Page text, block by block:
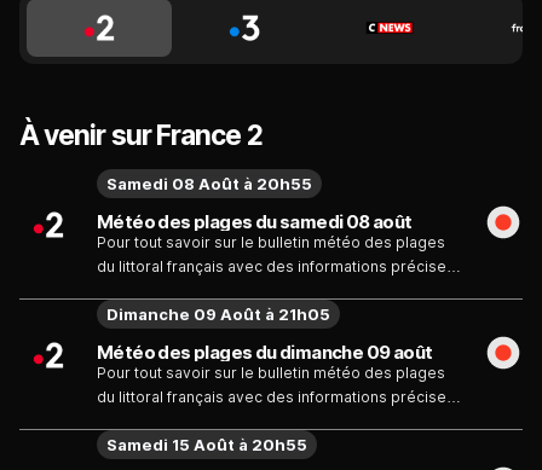
À venir sur France 2
Météo des plages du samedi 08 août
Pour tout savoir sur le bulletin météo des plages
du littoral français avec des informations précises
de l'ensoleillement.
Samedi 08 Août à 20h55
Météo des plages du dimanche 09 août
Pour tout savoir sur le bulletin météo des plages
du littoral français avec des informations précises
de l'ensoleillement.
Dimanche 09 Août à 21h05
Samedi 15 Août à 20h55